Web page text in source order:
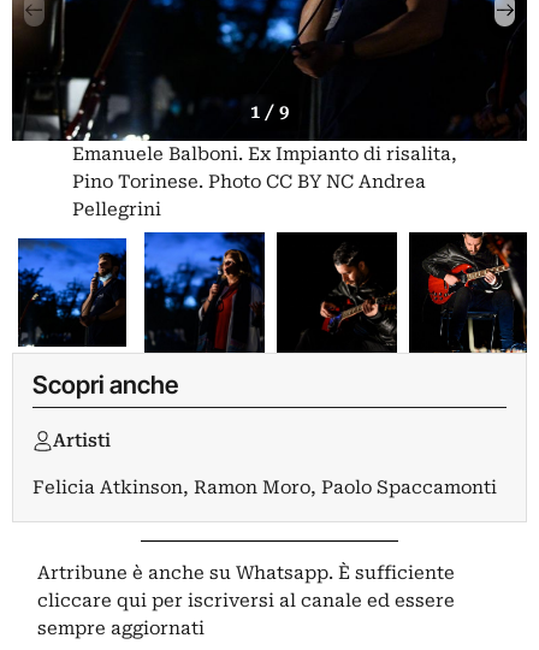
1 / 9
Emanuele Balboni. Ex Impianto di risalita,
Pino Torinese. Photo CC BY NC Andrea
Pellegrini
Scopri anche
Artisti
Felicia Atkinson, Ramon Moro, Paolo Spaccamonti
Artribune è anche su Whatsapp. È sufficiente
cliccare qui per iscriversi al canale ed essere
sempre aggiornati